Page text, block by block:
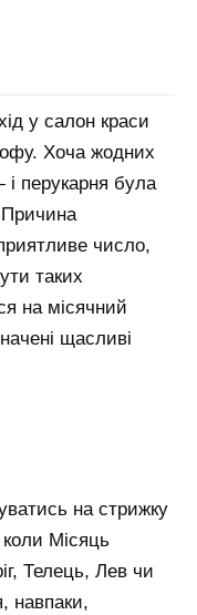
у салон краси
Хоча жодних
перукарня була
Причина
число,
таких
на місячний
щасливі
на стрижку
Місяць
Телець, Лев чи
навпаки,